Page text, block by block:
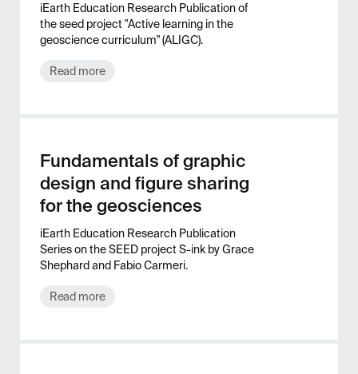
iEarth Education Research Publication of
the seed project "Active learning in the
geoscience curriculum" (ALIGC).
Read more
Fundamentals of graphic
design and figure sharing
for the geosciences
iEarth Education Research Publication
Series on the SEED project S-ink by Grace
Shephard and Fabio Carmeri.
Read more